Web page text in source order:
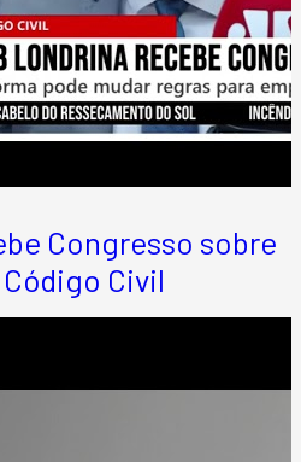
Congresso sobre
Civil